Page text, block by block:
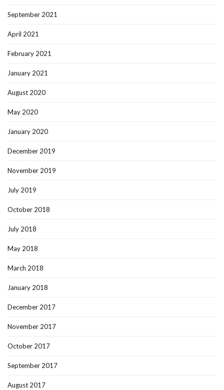
September 2021
April 2021
February 2021
January 2021
August 2020
May 2020
January 2020
December 2019
November 2019
July 2019
October 2018
July 2018
May 2018
March 2018
January 2018
December 2017
November 2017
October 2017
September 2017
August 2017